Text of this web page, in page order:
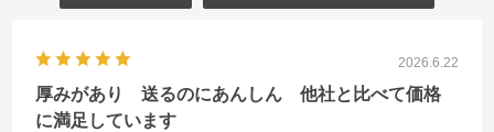
2026.6.22
厚みがあり 送るのにあんしん 他社と比べて価格
に満足しています